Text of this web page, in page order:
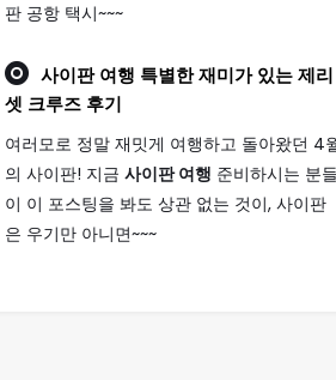
판 공항 택시~~~
사이판 여행 특별한 재미가 있는 제리
셋 크루즈 후기
여러모로 정말 재밋게 여행하고 돌아왔던 4
의 사이판! 지금 사이판 여행 준비하시는 분들
이 이 포스팅을 봐도 상관 없는 것이, 사이판
은 우기만 아니면~~~